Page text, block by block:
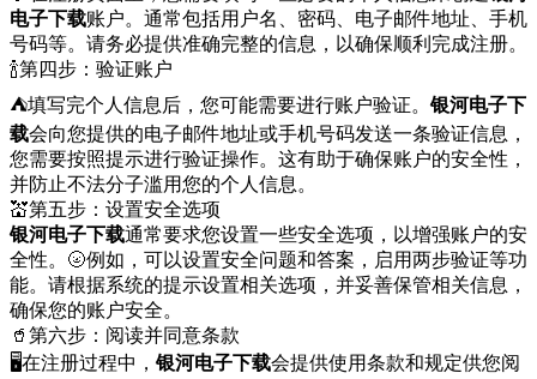
电子下载账户。通常包括用户名、密码、电子邮件地址、手机
号码等。请务必提供准确完整的信息，以确保顺利完成注册。
🍾第四步：验证账户
⛺填写完个人信息后，您可能需要进行账户验证。银河电子下
载会向您提供的电子邮件地址或手机号码发送一条验证信息，
您需要按照提示进行验证操作。这有助于确保账户的安全性，
并防止不法分子滥用您的个人信息。
💒第五步：设置安全选项
银河电子下载通常要求您设置一些安全选项，以增强账户的安
全性。🌝例如，可以设置安全问题和答案，启用两步验证等功
能。请根据系统的提示设置相关选项，并妥善保管相关信息，
确保您的账户安全。
🥤第六步：阅读并同意条款
🖥在注册过程中，银河电子下载会提供使用条款和规定供您阅